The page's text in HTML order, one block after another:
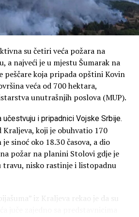
punu podršku naše zemlje na
putu. Mi ne pravimo komentare bilo
kojima bismo nekog drugog da
da što je moguće pre otvori
što je moguće pre, to je želja
ukrajinskog rukovodstva –
a očekuje da će ona u budućnosti
stranama.
i
povećan obim trgovinske
su četiri veća požara na
a najveći je u mjestu Šumarak na
peščare koja pripada opštini Kovin
veća od 700 hektara,
unutrašnjih poslova (MUP).
učestvuju i pripadnici Vojske Srbije.
Kraljeva, koji je obuhvatio 170
sinoć oko 18.30 časova, a dio
požar na planini Stolovi gdje je
travu, nisko rastinje i listopadnu
iz Kraljeva rekao je da su